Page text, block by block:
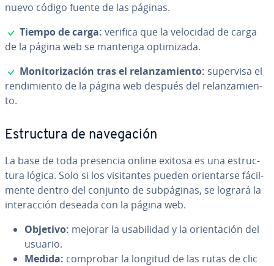
nuevo código fuente de las páginas.
✓
Tiempo de carga: verifica que la velocidad de carga
de la página web se mantenga op­ti­mi­za­da.
✓
Mo­ni­to­ri­za­ción tras el re­la­n­za­mie­n­to: supervisa el
re­n­di­mie­n­to de la página web después del re­la­n­za­mie­n­
to.
Es­tru­c­tu­ra de na­ve­ga­ción
La base de toda presencia online exitosa es una es­tru­c­
tu­ra lógica. Solo si los vi­si­ta­n­tes pueden orie­n­tar­se fá­ci­l­
me­n­te dentro del conjunto de su­b­pá­gi­nas, se logrará la
in­ter­ac­ción deseada con la página web.
Objetivo: mejorar la usa­bi­li­dad y la orie­n­ta­ción del
usuario.
Medida: comprobar la longitud de las rutas de clic